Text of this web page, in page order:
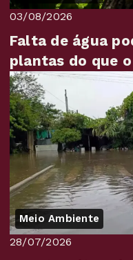
03/08/2026
Falta de água
plantas do que
Meio Ambiente
28/07/2026